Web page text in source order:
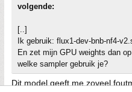
volgende:
[..]
Ik gebruik: flux1-dev-bnb-nf4-
En zet mijn GPU weights dan
welke sampler gebruik je?
Dit model geeft me zoveel